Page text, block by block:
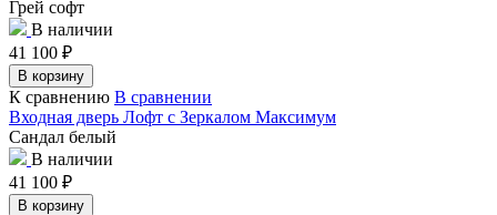
Грей софт
В наличии
41 100 ₽
В корзину
К сравнению В сравнении
Входная дверь Лофт с Зеркалом Максимум
Сандал белый
В наличии
41 100 ₽
В корзину